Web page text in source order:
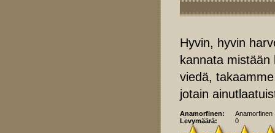
Hyvin, hyvin
kannata mistään
viedä,
jotain
Anamorfinen:
Anamorfinen
Levymäärä:
0